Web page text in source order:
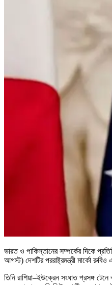
ভারত ও পাকিস্তানের সম্পর্কের দিকে
আগস্ট) দেশটির পররাষ্ট্রমন্ত্রী মার্কো
তিনি রাশিয়া–ইউক্রেন সংঘাত প্রসঙ্গ